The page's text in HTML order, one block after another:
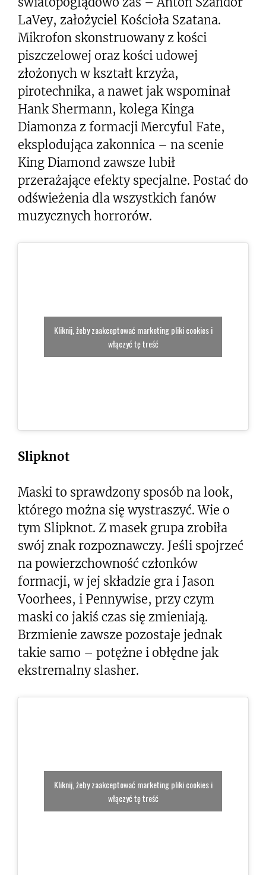
LaVey, założyciel Kościoła Szatana.
Mikrofon skonstruowany z kości
piszczelowej oraz kości udowej
złożonych w kształt krzyża,
pirotechnika, a nawet jak wspominał
Hank Shermann, kolega Kinga
Diamonza z formacji Mercyful Fate,
eksplodująca zakonnica – na scenie
King Diamond zawsze lubił
przerażające efekty specjalne. Postać do
odświeżenia dla wszystkich fanów
muzycznych horrorów.
Kliknij, żeby zaakceptować marketing pliki cookies i
włączyć tę treść
Slipknot
Maski to sprawdzony sposób na look,
którego można się wystraszyć. Wie o
tym Slipknot. Z masek grupa zrobiła
swój znak rozpoznawczy. Jeśli spojrzeć
na powierzchowność członków
formacji, w jej składzie gra i Jason
Voorhees, i Pennywise, przy czym
maski co jakiś czas się zmieniają.
Brzmienie zawsze pozostaje jednak
takie samo – potężne i obłędne jak
ekstremalny slasher.
Kliknij, żeby zaakceptować marketing pliki cookies i
włączyć tę treść